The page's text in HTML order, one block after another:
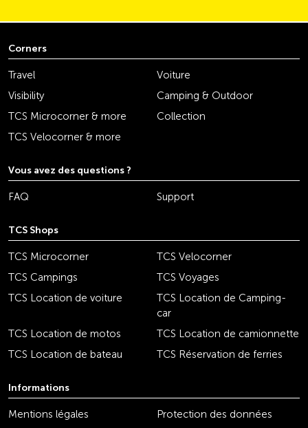
Corners
Travel
Voiture
Visibility
Camping & Outdoor
TCS Microcorner & more
Collection
TCS Velocorner & more
Vous avez des questions ?
FAQ Support
TCS Shops
TCS Microcorner
TCS Velocorner
TCS Campings
TCS Voyages
TCS Location de voiture
TCS Location de Camping-
car
TCS Location de motos
TCS Location de camionnette
TCS Location de bateau
TCS Réservation de ferries
Informations
Mentions légales
Protection des données